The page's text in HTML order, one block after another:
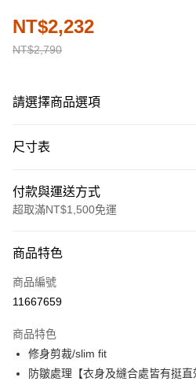
NT$2,790
NT$2,232
請選擇商品選項
尺寸表
付款與運送方式
超取滿NT$1,500免運
信用卡一次付款
信用卡分期付款
合作金庫商業銀行
華南商業銀行
上海商業儲蓄銀行
LINE Pay
Apple Pay
商品特色
商品編號
11667659
商品特色
修身剪裁/slim fit
防皺處理【衣身及縫合處皆有挺直